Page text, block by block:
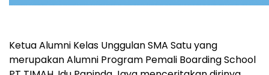
Ketua Alumni Kelas Unggulan SMA Satu yang
merupakan Alumni Program Pemali Boarding School